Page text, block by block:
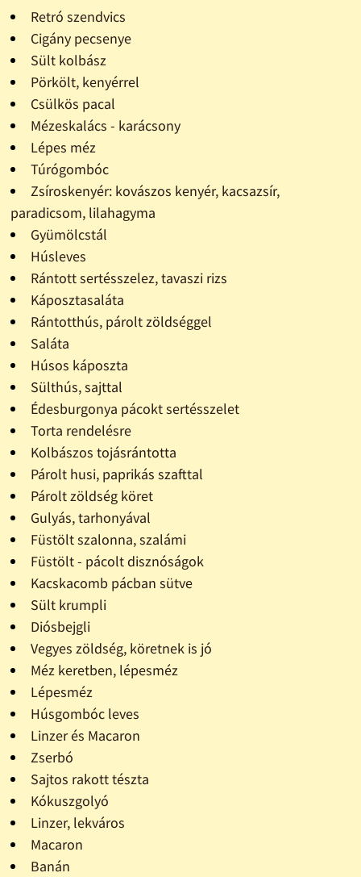
Retró szendvics
Cigány pecsenye
Sült kolbász
Pörkölt, kenyérrel
Csülkös pacal
Mézeskalács - karácsony
Lépes méz
Túrógombóc
Zsíroskenyér: kovászos kenyér, kacsazsír,
paradicsom, lilahagyma
Gyümölcstál
Húsleves
Rántott sertésszelez, tavaszi rizs
Káposztasaláta
Rántotthús, párolt zöldséggel
Saláta
Húsos káposzta
Sülthús, sajttal
Édesburgonya pácokt sertésszelet
Torta rendelésre
Kolbászos tojásrántotta
Párolt husi, paprikás szafttal
Párolt zöldség köret
Gulyás, tarhonyával
Füstölt szalonna, szalámi
Füstölt - pácolt disznóságok
Kacskacomb pácban sütve
Sült krumpli
Diósbejgli
Vegyes zöldség, köretnek is jó
Méz keretben, lépesméz
Lépesméz
Húsgombóc leves
Linzer és Macaron
Zserbó
Sajtos rakott tészta
Kókuszgolyó
Linzer, lekváros
Macaron
Banán